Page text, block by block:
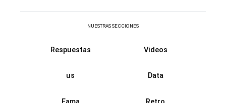
NUESTRAS SECCIONES
Respuestas Videos
us Data